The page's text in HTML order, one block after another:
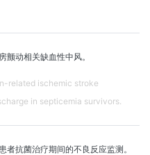
颤动相关缺血性中风。
related ischemic stroke
in septicemia survivors.
者抗菌治疗期间的不良反应监测。